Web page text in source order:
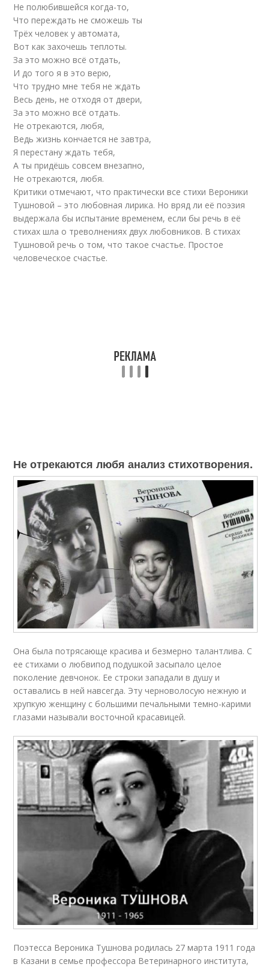
Не полюбившейся когда-то,
Что переждать не сможешь ты
Трёх человек у автомата,
Вот как захочешь теплоты.
За это можно всё отдать,
И до того я в это верю,
Что трудно мне тебя не ждать
Весь день, не отходя от двери,
За это можно всё отдать.
Не отрекаются, любя,
Ведь жизнь кончается не завтра,
Я перестану ждать тебя,
А ты придёшь совсем внезапно,
Не отрекаются, любя.
Критики отмечают, что практически все стихи Вероники
Тушновой – это любовная лирика. Но вряд ли её поэзия
выдержала бы испытание временем, если бы речь в её
стихах шла о треволнениях двух любовников. В стихах
Тушновой речь о том, что такое счастье. Простое
человеческое счастье.
Не отрекаются любя анализ стихотворения.
Она была потрясающе красива и безмерно талантлива. С
ее стихами о любвипод подушкой засыпало целое
поколение девчонок. Ее строки западали в душу и
оставались в ней навсегда. Эту черноволосую нежную и
хрупкую женщину с большими печальными темно-карими
глазами называли восточной красавицей.
Поэтесса Вероника Тушнова родилась 27 марта 1911 года
в Казани в семье профессора Ветеринарного института,